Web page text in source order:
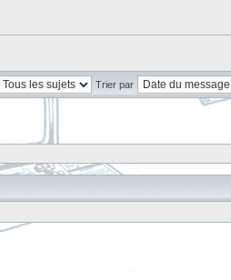
Trier par